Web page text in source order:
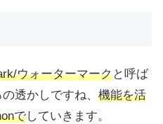
ウォーターマークと呼ば
透かしですね、 機能を活
でしていきます。